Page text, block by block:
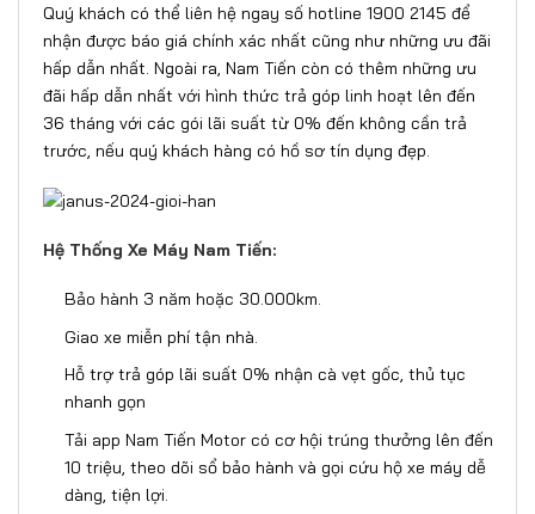
Quý khách có thể liên hệ ngay số hotline 1900 2145 để
nhận được báo giá chính xác nhất cũng như những ưu đãi
hấp dẫn nhất. Ngoài ra, Nam Tiến còn có thêm những ưu
đãi hấp dẫn nhất với hình thức trả góp linh hoạt lên đến
36 tháng với các gói lãi suất từ 0% đến không cần trả
trước, nếu quý khách hàng có hồ sơ tín dụng đẹp.
Hệ Thống Xe Máy Nam Tiến:
Bảo hành 3 năm hoặc 30.000km.
Giao xe miễn phí tận nhà.
Hỗ trợ trả góp lãi suất 0% nhận cà vẹt gốc, thủ tục
nhanh gọn
Tải app Nam Tiến Motor có cơ hội trúng thưởng lên đến
10 triệu, theo dõi sổ bảo hành và gọi cứu hộ xe máy dễ
dàng, tiện lợi.